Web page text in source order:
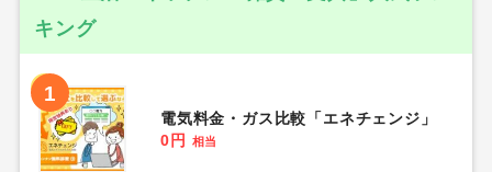
キング
1
電気料金・ガス比較「エネチェンジ」
0円
相当